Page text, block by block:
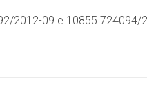
2012-09 e 10855.724094/